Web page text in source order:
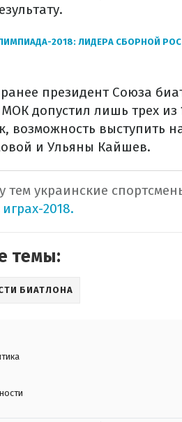
2018: ЛИДЕРА СБОРНОЙ
президент Союза
допустил лишь трех из
возможность выступить
и Ульяны Кайшев.
тем украинские
2018.
темы:
БИАТЛОНА